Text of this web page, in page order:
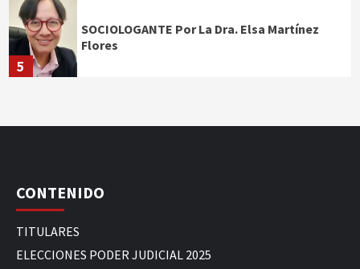
5
SOCIOLOGANTE Por La Dra. Elsa Martínez
Flores
CONTENIDO
TITULARES
ELECCIONES PODER JUDICIAL 2025